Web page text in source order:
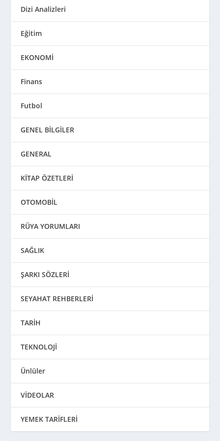
Dizi Analizleri
Eğitim
EKONOMİ
Finans
Futbol
GENEL BİLGİLER
GENERAL
KİTAP ÖZETLERİ
OTOMOBİL
RÜYA YORUMLARI
SAĞLIK
ŞARKI SÖZLERİ
SEYAHAT REHBERLERİ
TARİH
TEKNOLOJİ
Ünlüler
VİDEOLAR
YEMEK TARİFLERİ